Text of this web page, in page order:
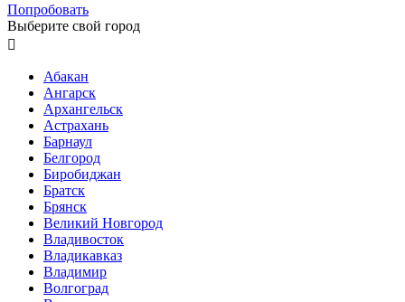
Попробовать
Выберите свой город

Абакан
Ангарск
Архангельск
Астрахань
Барнаул
Белгород
Биробиджан
Братск
Брянск
Великий Новгород
Владивосток
Владикавказ
Владимир
Волгоград